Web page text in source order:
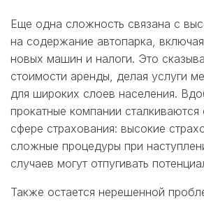
Еще одна сложность связана с
на содержание автопарка,
новых машин и налоги. Это
стоимости аренды, делая услуги
для широких слоев населения.
прокатные компании
сфере страхования: высокие
сложные процедуры при
случаев могут отпугивать
Также остается нерешенной